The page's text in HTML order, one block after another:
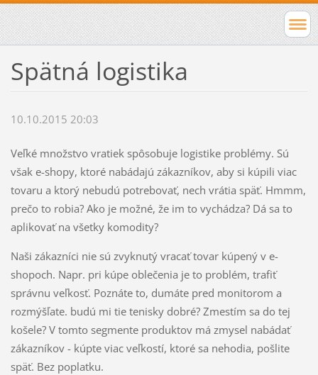
Spätná logistika
10.10.2015 20:03
Veľké množstvo vratiek spôsobuje logistike problémy. Sú
však e-shopy, ktoré nabádajú zákazníkov, aby si kúpili viac
tovaru a ktorý nebudú potrebovať, nech vrátia späť. Hmmm,
prečo to robia? Ako je možné, že im to vychádza? Dá sa to
aplikovať na všetky komodity?
Naši zákazníci nie sú zvyknutý vracať tovar kúpený v e-
shopoch. Napr. pri kúpe oblečenia je to problém, trafiť
správnu veľkosť. Poznáte to, dumáte pred monitorom a
rozmýšľate. budú mi tie tenisky dobré? Zmestím sa do tej
košele? V tomto segmente produktov má zmysel nabádať
zákazníkov - kúpte viac veľkostí, ktoré sa nehodia, pošlite
späť. Bez poplatku.